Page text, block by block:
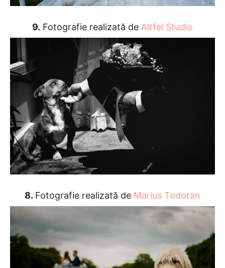
9. Fotografie realizată de Altfel Studio
8. Fotografie realizată de Marius Todoran